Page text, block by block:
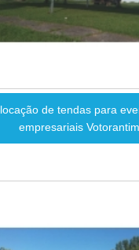
locação de tendas para
empresariais Votorantim